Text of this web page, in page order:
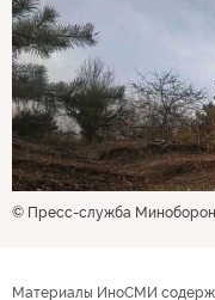
© Пресс-служба
Материалы ИноСМИ